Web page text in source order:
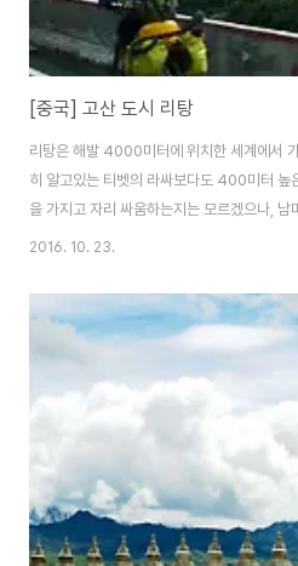
[중국] 고산 도시 리탕
리탕은 해발 4000미터에 위치한 세계에서
히 알고있는 티벳의 라싸보다도 400미터 높
을 가지고 자리 싸움하는지는 모르겠으나, 남
이젠 차마고도로 옛모습은 사라지고 각종 운
한 개발에 힘을 박차고 있는게 눈에 보이는데
들이 온다는 것을 모르는가 보다. 물론 이곳
긴 하지만. 듣기로는 천장공로 마방의 길을
이 되어서 이렇게 라이더가 아닌 사람들조차
다. 숙소에서 먼저 출발했던 중국 아들이 ..
2016. 10. 23.